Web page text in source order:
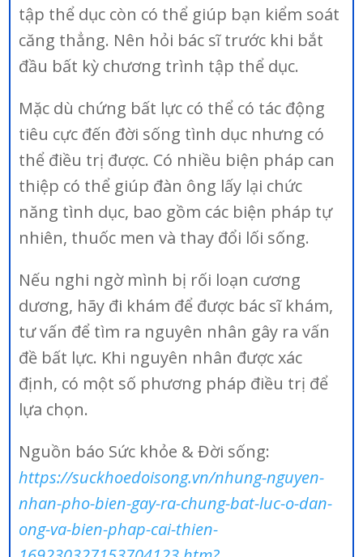
tập thể dục còn có thể giúp bạn kiểm soát
căng thẳng. Nên hỏi bác sĩ trước khi bắt
đầu bất kỳ chương trình tập thể dục.
Mặc dù chứng bất lực có thể có tác động
tiêu cực đến đời sống tình dục nhưng có
thể điều trị được. Có nhiều biện pháp can
thiệp có thể giúp đàn ông lấy lại chức
năng tình dục, bao gồm các biện pháp tự
nhiên, thuốc men và thay đổi lối sống.
Nếu nghi ngờ mình bị rối loạn cương
dương, hãy đi khám để được bác sĩ khám,
tư vấn để tìm ra nguyên nhân gây ra vấn
đề bất lực. Khi nguyên nhân được xác
định, có một số phương pháp điều trị để
lựa chọn.
Nguồn báo Sức khỏe & Đời sống:
https://suckhoedoisong.vn/nhung-nguyen-
nhan-pho-bien-gay-ra-chung-bat-luc-o-dan-
ong-va-bien-phap-cai-thien-